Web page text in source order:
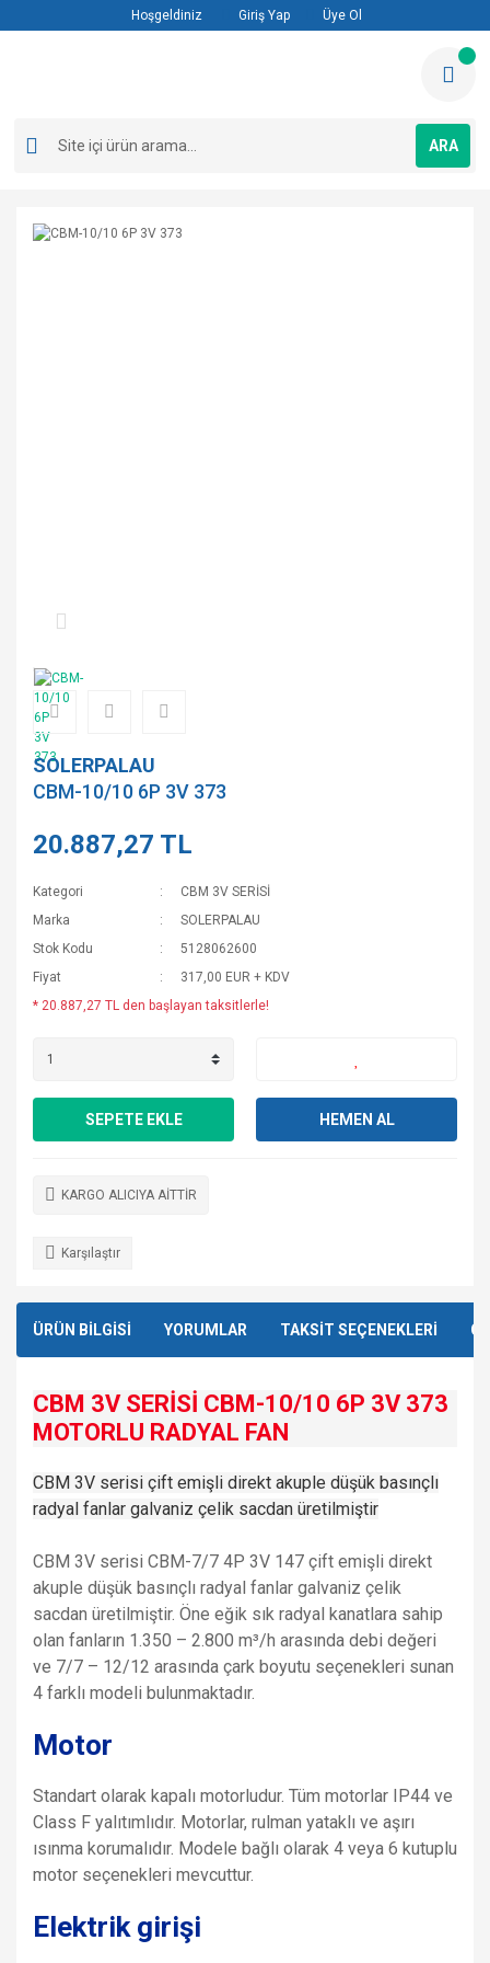
Hoşgeldiniz Giriş Yap Üye Ol
ARA
SOLERPALAU
CBM-10/10 6P 3V 373
20.887,27 TL
Kategori
CBM 3V SERİSİ
Marka
SOLERPALAU
Stok Kodu
5128062600
Fiyat
317,00 EUR + KDV
* 20.887,27 TL den başlayan taksitlerle!
SEPETE EKLE HEMEN AL
KARGO ALICIYA AİTTİR
Karşılaştır
ÜRÜN BİLGİSİ YORUMLAR TAKSİT SEÇENEKLERİ
CBM 3V SERİSİ CBM-10/10 6P 3V 373
MOTORLU RADYAL FAN
CBM 3V serisi çift emişli direkt akuple düşük basınçlı
radyal fanlar galvaniz çelik sacdan üretilmiştir
CBM 3V serisi CBM-7/7 4P 3V 147 çift emişli direkt
akuple düşük basınçlı radyal fanlar galvaniz çelik
sacdan üretilmiştir. Öne eğik sık radyal kanatlara sahip
olan fanların 1.350 – 2.800 m³/h arasında debi değeri
ve 7/7 – 12/12 arasında çark boyutu seçenekleri sunan
4 farklı modeli bulunmaktadır.
Motor
Standart olarak kapalı motorludur. Tüm motorlar IP44 ve
Class F yalıtımlıdır. Motorlar, rulman yataklı ve aşırı
ısınma korumalıdır. Modele bağlı olarak 4 veya 6 kutuplu
motor seçenekleri mevcuttur.
Elektrik girişi